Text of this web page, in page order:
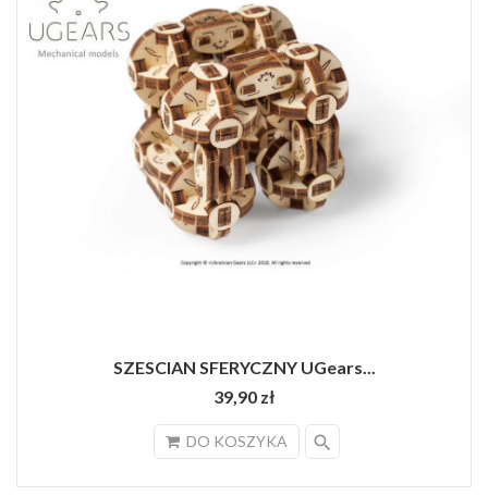
SZESCIAN SFERYCZNY UGears...
39,90 zł
DO KOSZYKA search